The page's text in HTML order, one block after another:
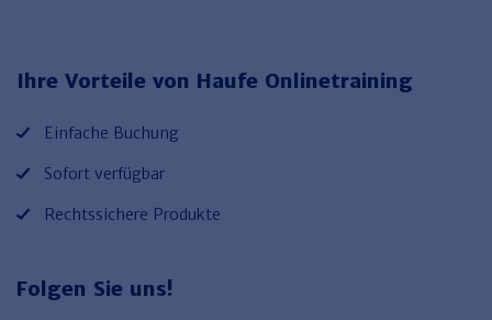
Ihre Vorteile von Haufe Onlinetraining
Einfache Buchung
Sofort verfügbar
Rechtssichere Produkte
Folgen Sie uns!